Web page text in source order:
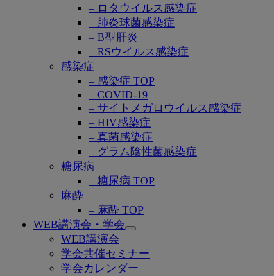
– ロタウイルス感染症
– 肺炎球菌感染症
– B型肝炎
– RSウイルス感染症
感染症
– 感染症 TOP
– COVID-19
– サイトメガロウイルス感染症
– HIV感染症
– 真菌感染症
– グラム陰性菌感染症
糖尿病
– 糖尿病 TOP
麻酔
– 麻酔 TOP
WEB講演会・学会
Open
WEB講演会
学会共催セミナー
学会カレンダー